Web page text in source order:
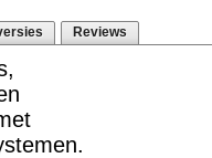
Reviews